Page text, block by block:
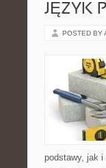
JĘZYK
POSTED BY
podstawy, jak